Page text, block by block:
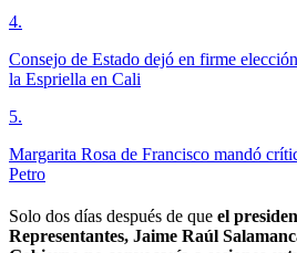
4.
Consejo de Estado dejó en firme
la Espriella en Cali
5.
Margarita Rosa de Francisco mandó
Petro
Solo dos días después de que el
Representantes, Jaime Raúl